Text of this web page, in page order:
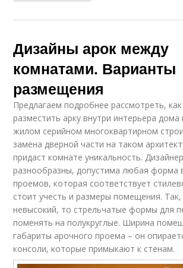
Дизайны арок между
комнатами. Варианты
размещения
Предлагаем подробнее рассмотреть,
разместить арку внутри интерьера
жилом серийном многоквартирном
замена дверной части на таком
придаст комнате уникальность.
разнообразны, допустима любая форма
проемов, которая соответствует
стоит учесть и размеры помещения.
невысокий, то стрельчатые формы для
поменять на полукруглые. Ширина
габариты арочного проема – он
консоли, которые примыкают к стенам.